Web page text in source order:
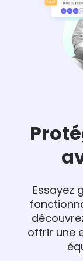
Essayez
offrir une